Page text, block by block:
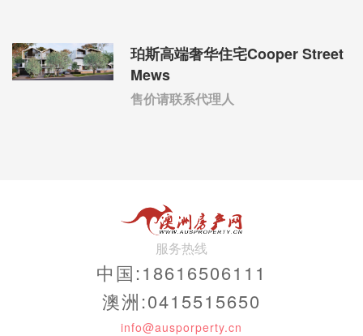
珀斯高端奢华住宅Cooper Street
Mews
售价请联系代理人
服务热线
中国:18616506111
澳洲:0415515650
info@ausporperty.cn